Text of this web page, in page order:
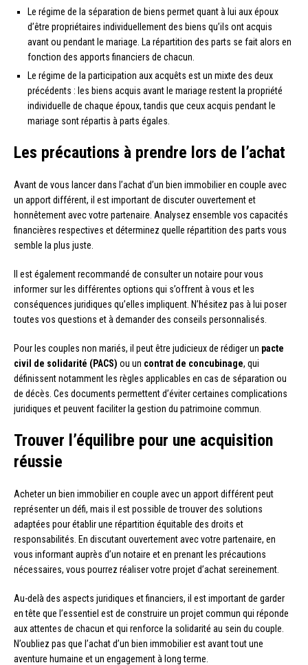
Le régime de la séparation de biens permet quant à lui aux époux
d’être propriétaires individuellement des biens qu’ils ont acquis
avant ou pendant le mariage. La répartition des parts se fait alors en
fonction des apports financiers de chacun.
Le régime de la participation aux acquêts est un mixte des deux
précédents : les biens acquis avant le mariage restent la propriété
individuelle de chaque époux, tandis que ceux acquis pendant le
mariage sont répartis à parts égales.
Les précautions à prendre lors de l’achat
Avant de vous lancer dans l’achat d’un bien immobilier en couple avec
un apport différent, il est important de discuter ouvertement et
honnêtement avec votre partenaire. Analysez ensemble vos capacités
financières respectives et déterminez quelle répartition des parts vous
semble la plus juste.
Il est également recommandé de consulter un notaire pour vous
informer sur les différentes options qui s’offrent à vous et les
conséquences juridiques qu’elles impliquent. N’hésitez pas à lui poser
toutes vos questions et à demander des conseils personnalisés.
Pour les couples non mariés, il peut être judicieux de rédiger un pacte
civil de solidarité (PACS) ou un contrat de concubinage, qui
définissent notamment les règles applicables en cas de séparation ou
de décès. Ces documents permettent d’éviter certaines complications
juridiques et peuvent faciliter la gestion du patrimoine commun.
Trouver l’équilibre pour une acquisition
réussie
Acheter un bien immobilier en couple avec un apport différent peut
représenter un défi, mais il est possible de trouver des solutions
adaptées pour établir une répartition équitable des droits et
responsabilités. En discutant ouvertement avec votre partenaire, en
vous informant auprès d’un notaire et en prenant les précautions
nécessaires, vous pourrez réaliser votre projet d’achat sereinement.
Au-delà des aspects juridiques et financiers, il est important de garder
en tête que l’essentiel est de construire un projet commun qui réponde
aux attentes de chacun et qui renforce la solidarité au sein du couple.
N’oubliez pas que l’achat d’un bien immobilier est avant tout une
aventure humaine et un engagement à long terme.